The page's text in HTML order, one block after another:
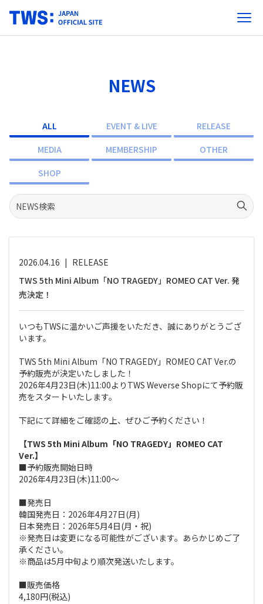
NEWS
ALL EVENT & LIVE
RELEASE
MEDIA
MEMBERSHIP
OTHER
SHOP
2026.04.16 | RELEASE
TWS 5th Mini Album「NO TRAGEDY」ROMEO CAT Ver. 発
売決定！
いつもTWSに温かいご声援をいただき、誠にありがとうござ
います。
TWS 5th Mini Album「NO TRAGEDY」ROMEO CAT Ver.の
予約販売が決定いたしました！
2026年4月23日(木)11:00よりTWS Weverse Shopにて予約販
売をスタートいたします。
下記にて詳細をご確認の上、ぜひご予約ください！
【TWS 5th Mini Album「NO TRAGEDY」ROMEO CAT
Ver.】
■予約販売開始日時
2026年4月23日(木)11:00～
■発売日
韓国発売日：2026年4月27日(月)
日本発売日：2026年5月4日(月・祝)
※発売日は変更になる可能性がございます。あらかじめご了
承ください。
※商品は5月中旬より順次発送いたします。
■販売価格
4,180円(税込)